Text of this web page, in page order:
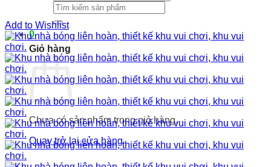
Tìm
kiếm:
0
Giỏ hàng
Chưa có sản phẩm trong giỏ hàng.
Quay trở lại cửa hàng
Add to Wishlist